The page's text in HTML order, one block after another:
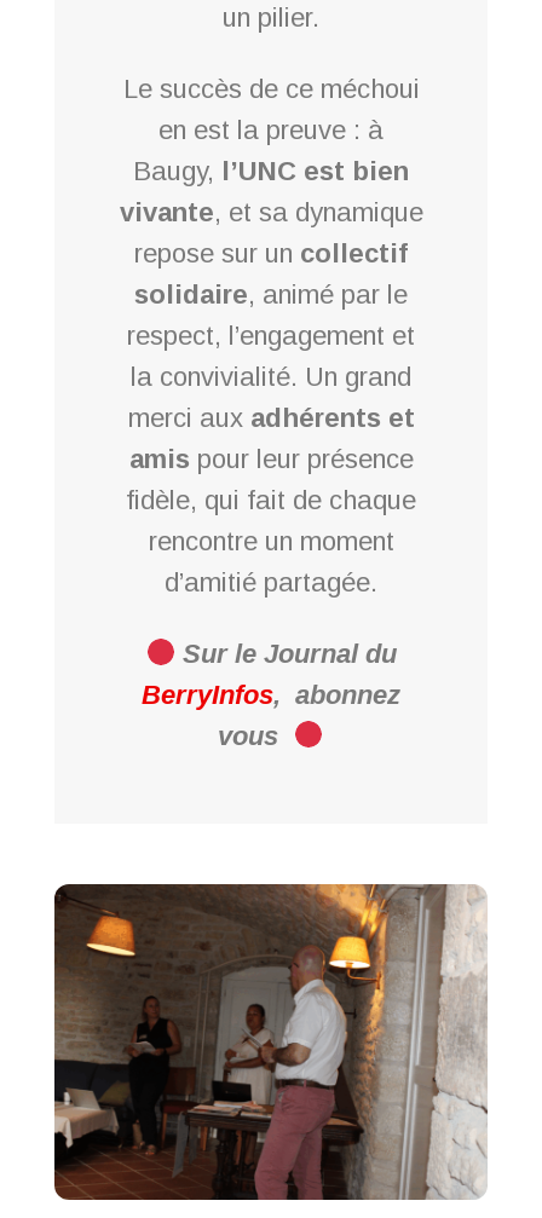
un pilier.
Le succès de ce méchoui
en est la preuve : à
Baugy, l’UNC est bien
vivante, et sa dynamique
repose sur un collectif
solidaire, animé par le
respect, l’engagement et
la convivialité. Un grand
merci aux adhérents et
amis pour leur présence
fidèle, qui fait de chaque
rencontre un moment
d’amitié partagée.
Sur le Journal du
BerryInfos, abonnez
vous